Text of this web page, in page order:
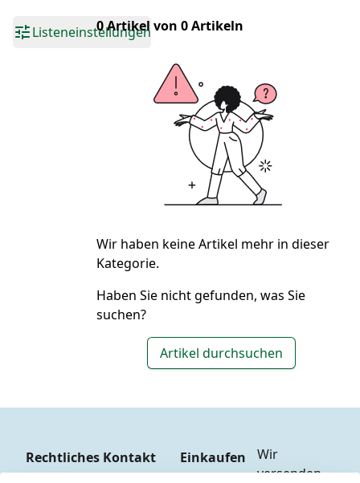
Listeneinstellungen0 Artikel von 0 Artikeln
Wir haben keine Artikel mehr in dieser
Kategorie.
Haben Sie nicht gefunden, was Sie
suchen?
Artikel durchsuchen
Rechtliches Kontakt
Einkaufen
Wir
versenden